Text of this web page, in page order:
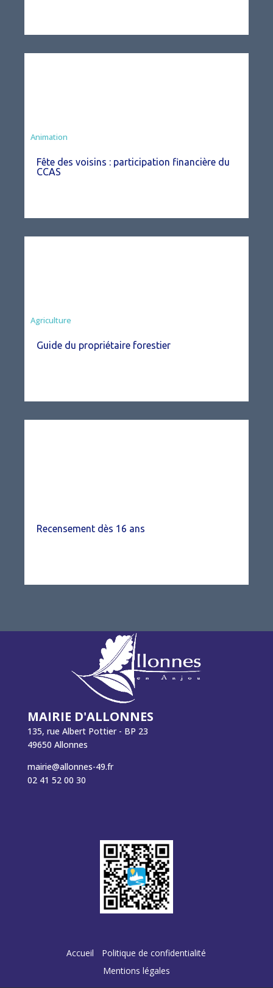
Animation
Fête des voisins : participation financière du
CCAS
Agriculture
Guide du propriétaire forestier
Recensement dès 16 ans
MAIRIE D'ALLONNES
135, rue Albert Pottier - BP 23
49650 Allonnes
mairie@allonnes-49.fr
02 41 52 00 30
Accueil
Politique de confidentialité
Mentions légales